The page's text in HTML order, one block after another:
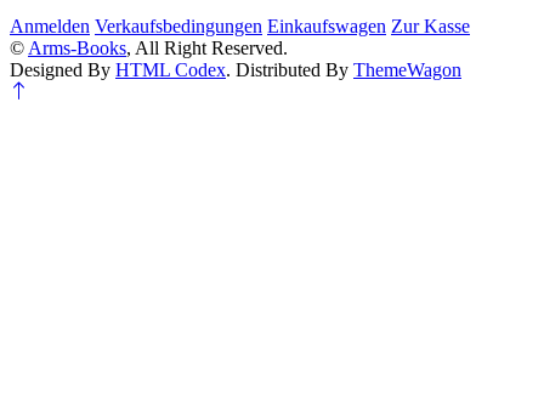
Anmelden Verkaufsbedingungen Einkaufswagen Zur Kasse
© Arms-Books, All Right Reserved.
Designed By HTML Codex. Distributed By ThemeWagon